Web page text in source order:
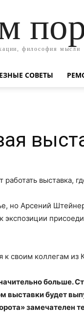
философия мысли
СОВЕТЫ
выставка,
но Арсений
своим коллегам
больше.
выставки будет
замечателен